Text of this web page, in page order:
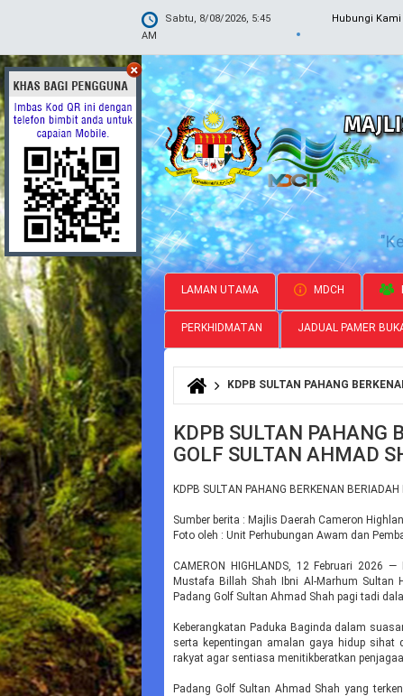
Sabtu, 8/08/2026, 5:45
AM
Hubungi Kami
LAMAN UTAMA MDCH
PERKHIDMATAN JADUAL PAMER
Anda di siniKDPB SULTAN PAHANG
KDPB SULTAN PAHANG
GOLF SULTAN AHMAD
KDPB SULTAN PAHANG BERKENAN
Sumber berita : Majlis Daerah Cameron
Foto oleh : Unit Perhubungan Awam dan
CAMERON HIGHLANDS, 12 Februari 2026
Mustafa Billah Shah Ibni Al-Marhum Sultan
Padang Golf Sultan Ahmad Shah pagi tadi
Keberangkatan Paduka Baginda dalam
serta kepentingan amalan gaya hidup
rakyat agar sentiasa menitikberatkan
Padang Golf Sultan Ahmad Shah yang